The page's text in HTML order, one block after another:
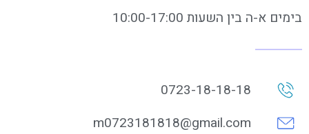
בימים א-ה בין השעות 10:00-17:00
0723-18-18-18
m0723181818@gmail.com